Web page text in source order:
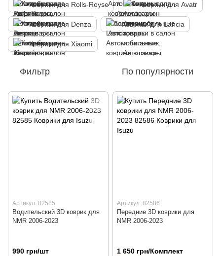
Коврики для Rolls-Royse Коврики для Avatr
Коврики для Denza Коврики для Lancia
Коврики для Xiaomi
Фильтр По популярности
Артикул: 82585
Водительский 3D коврик для
NMR 2006-2023
990 грн/шт
Артикул: 82586
Передние 3D коврики для
NMR 2006-2023
1 650 грн/Комплект